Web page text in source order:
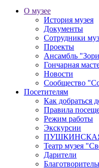
О музее
История музея
Документы
Сотрудники
Проекты
Ансамбль
Гончарная
Новости
Сообщество
Посетителям
Как добраться
Правила
Режим работы
Экскурсии
Театр музея
Дарители